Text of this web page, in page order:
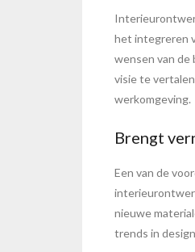
het integreren
wensen van
visie te
werkomgeving.
Brengt
Een van de
nieuwe
trends in